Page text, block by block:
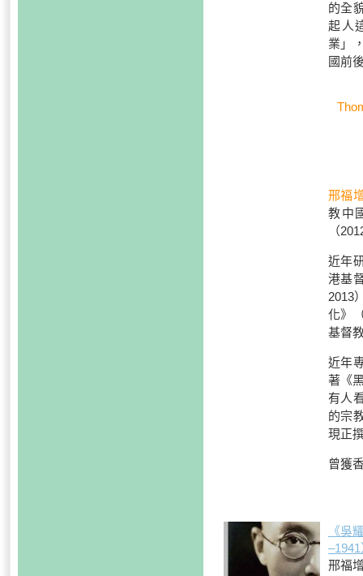
的全
起人
業」
國前
邢福
教中
（
近年
港基
2013
化》
基督
近年
著《
有人
的宗
現正
曾獲
《吳
邢福